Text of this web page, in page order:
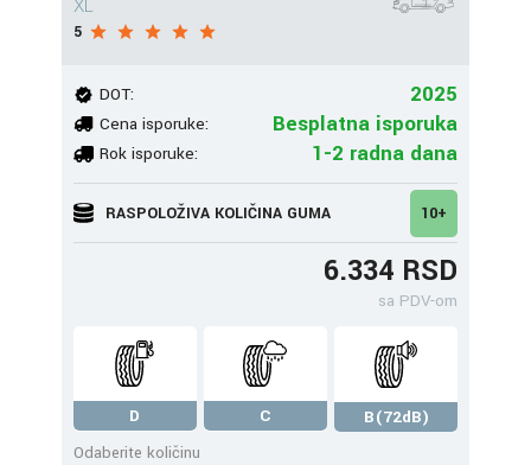
XL
5
DOT: 2025
Cena isporuke: Besplatna isporuka
Rok isporuke: 1-2 radna dana
RASPOLOŽIVA KOLIČINA GUMA 10+
6.334 RSD
sa PDV-om
D C
B(72dB)
Odaberite količinu